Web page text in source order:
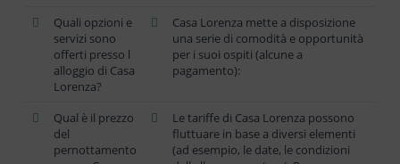
Quali opzioni e
servizi sono
offerti presso l
alloggio di Casa
Lorenza?
Casa Lorenza mette a disposizione
una serie di comodità e opportunità
per i suoi ospiti (alcune a
pagamento):
Qual è il prezzo
del
pernottamento
Le tariffe di Casa Lorenza possono
fluttuare in base a diversi elementi
(ad esempio, le date, le condizioni